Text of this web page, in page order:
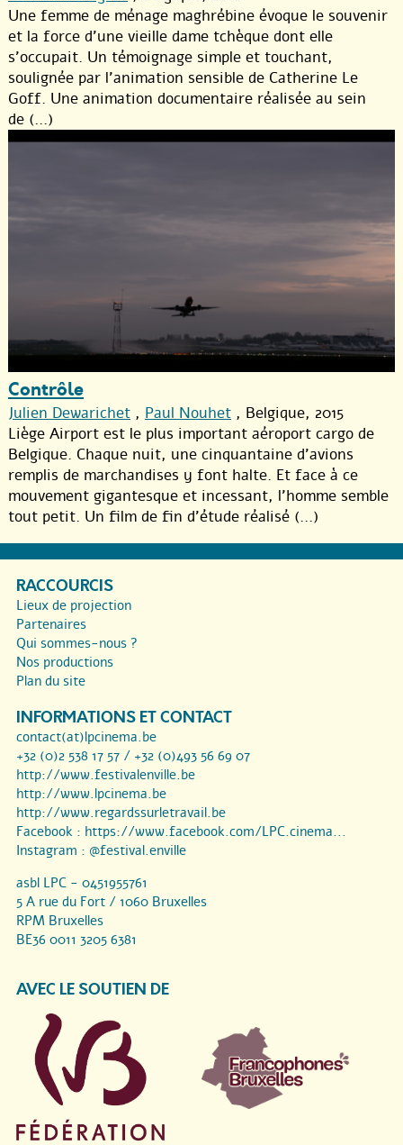
Une femme de ménage maghrébine évoque le souvenir
et la force d’une vieille dame tchèque dont elle
s’occupait. Un témoignage simple et touchant,
soulignée par l’animation sensible de Catherine Le
Goff. Une animation documentaire réalisée au sein
de (...)
Contrôle
Julien Dewarichet , Paul Nouhet , Belgique, 2015
Liège Airport est le plus important aéroport cargo de
Belgique. Chaque nuit, une cinquantaine d’avions
remplis de marchandises y font halte. Et face à ce
mouvement gigantesque et incessant, l’homme semble
tout petit. Un film de fin d’étude réalisé (...)
RACCOURCIS
Lieux de projection
Partenaires
Qui sommes-nous ?
Nos productions
Plan du site
INFORMATIONS ET CONTACT
contact(at)lpcinema.be
+32 (0)2 538 17 57 / +32 (0)493 56 69 07
http://www.festivalenville.be
http://www.lpcinema.be
http://www.regardssurletravail.be
Facebook : https://www.facebook.com/LPC.cinema...
Instagram : @festival.enville
asbl LPC - 0451955761
5 A rue du Fort / 1060 Bruxelles
RPM Bruxelles
BE36 0011 3205 6381
AVEC LE SOUTIEN DE